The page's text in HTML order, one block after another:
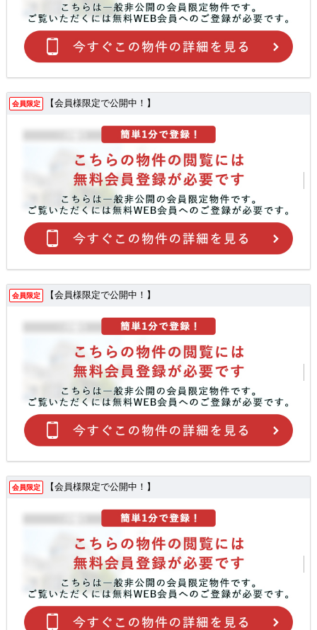
会員限定 【会員様限定で公開中！】
会員限定 【会員様限定で公開中！】
会員限定 【会員様限定で公開中！】